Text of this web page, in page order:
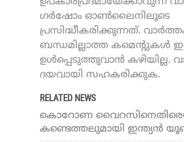
ഗർഷോം ഓൺലൈനിലൂടെ
പ്രസിദ്ധീകരിക്കുന്നത്.
ബന്ധമില്ലാത്ത കമെന്റുകൾ
ഉൾപ്പെടുത്തുവാൻ കഴിയില്ല.
ദയവായി സഹകരിക്കുക.
RELATED NEWS
കൊറോണ
കണ്ടെത്തലുമായി ഇന്ത്യൻ